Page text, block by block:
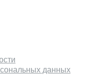
данных